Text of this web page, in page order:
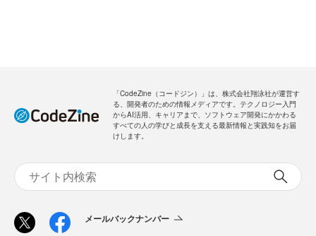
「CodeZine（コードジン）」は、株式会社翔泳社が運営す
る、開発者のための情報メディアです。テクノロジー入門
からAI活用、キャリアまで、ソフトウェア開発にかかわる
すべての人の学びと成長を支える最新情報と実践知をお届
けします。
メールバックナンバー